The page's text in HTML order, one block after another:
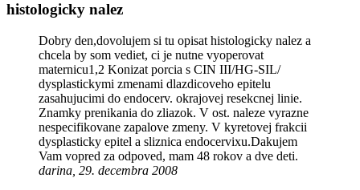
histologicky nalez
Dobry den,dovolujem si tu opisat histologicky nalez a
chcela by som vediet, ci je nutne vyoperovat
maternicu1,2 Konizat porcia s CIN III/HG-SIL/
dysplastickymi zmenami dlazdicoveho epitelu
zasahujucimi do endocerv. okrajovej resekcnej linie.
Znamky prenikania do zliazok. V ost. naleze vyrazne
nespecifikovane zapalove zmeny. V kyretovej frakcii
dysplasticky epitel a sliznica endocervixu.Dakujem
Vam vopred za odpoved, mam 48 rokov a dve deti.
darina, 29. decembra 2008